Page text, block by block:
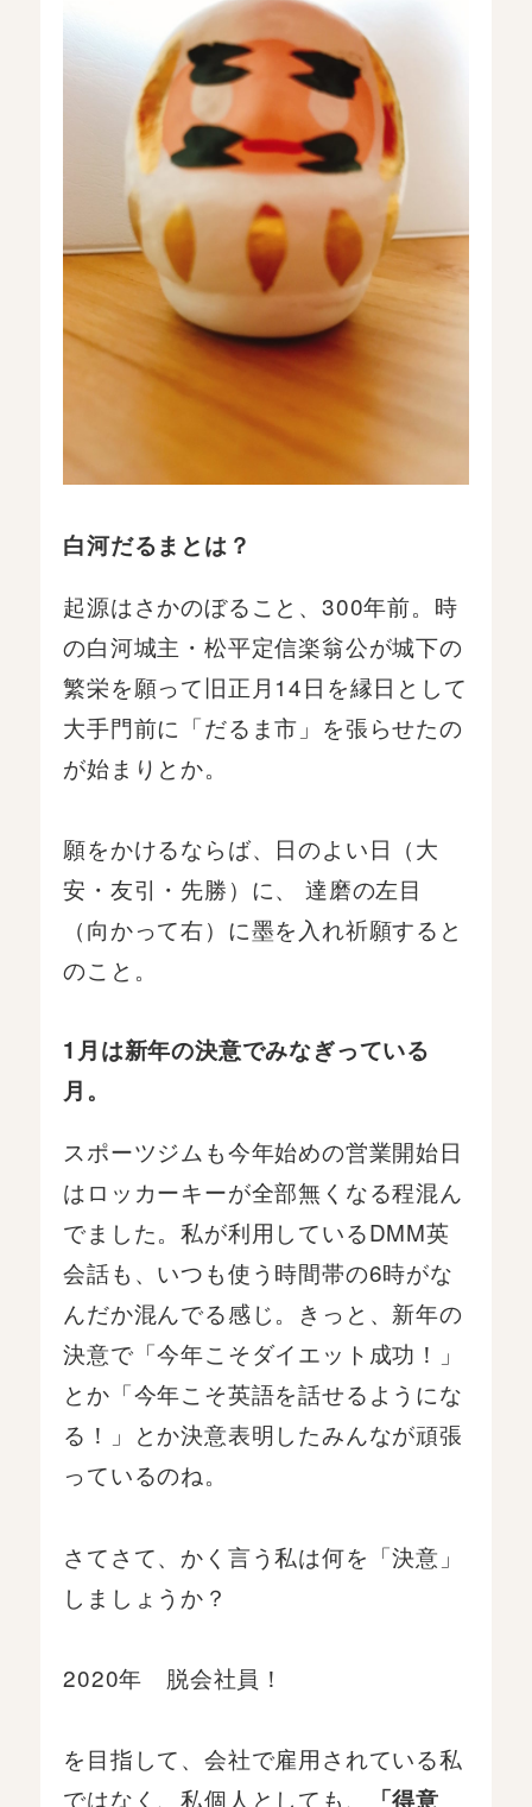
白河だるまとは？
起源はさかのぼること、300年前。時
の白河城主・松平定信楽翁公が城下の
繁栄を願って旧正月14日を縁日として
大手門前に「だるま市」を張らせたの
が始まりとか。
願をかけるならば、日のよい日（大
安・友引・先勝）に、 達磨の左目
（向かって右）に墨を入れ祈願すると
のこと。
1月は新年の決意でみなぎっている
月。
スポーツジムも今年始めの営業開始日
はロッカーキーが全部無くなる程混ん
でました。私が利用しているDMM英
会話も、いつも使う時間帯の6時がな
んだか混んでる感じ。きっと、新年の
決意で「今年こそダイエット成功！」
とか「今年こそ英語を話せるようにな
る！」とか決意表明したみんなが頑張
っているのね。
さてさて、かく言う私は何を「決意」
しましょうか？
2020年 脱会社員！
を目指して、会社で雇用されている私
ではなく、私個人としても、
「得意